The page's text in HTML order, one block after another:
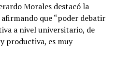
Morales destacó la
que “poder debatir
a nivel universitario, de
productiva, es muy